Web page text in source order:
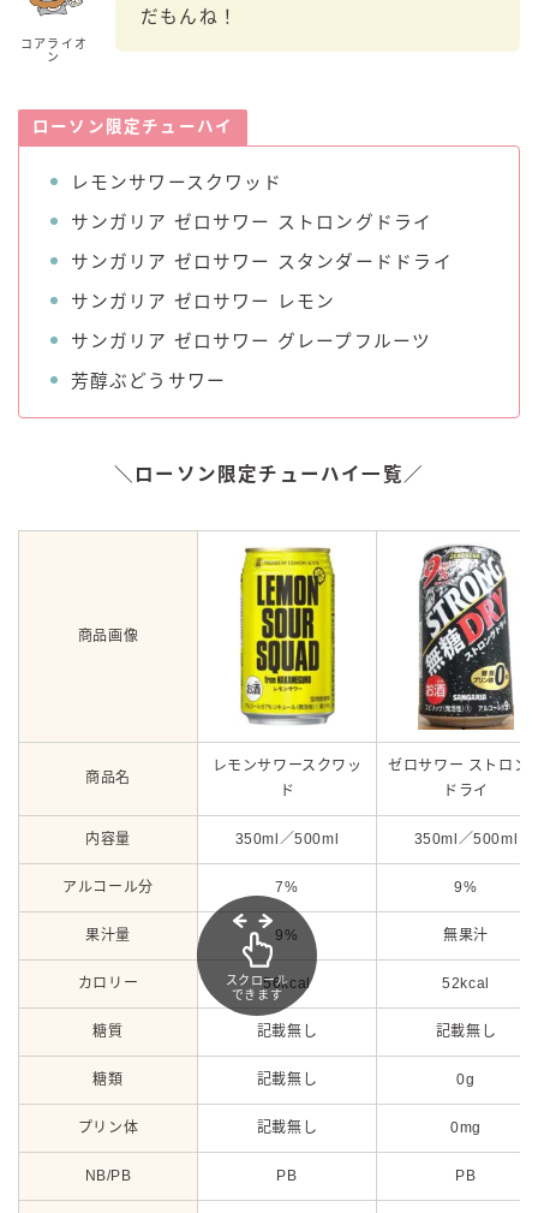
コアライオ
ン
だもんね！
ローソン限定チューハイ
レモンサワースクワッド
サンガリア ゼロサワー ストロングドライ
サンガリア ゼロサワー スタンダードドライ
サンガリア ゼロサワー レモン
サンガリア ゼロサワー グレープフルーツ
芳醇ぶどうサワー
＼ローソン限定チューハイ一覧／
商品画像
商品名
レモンサワースクワッ
ド
ゼロサワー ストロン
ドライ
内容量 350ml／500ml 350ml／500ml
アルコール分 7% 9%
果汁量 9% 無果汁
カロリー 56kcal 52kcal
糖質 記載無し 記載無し
糖類 記載無し 0g
プリン体 記載無し 0mg
NB/PB PB PB
スクロール
できます